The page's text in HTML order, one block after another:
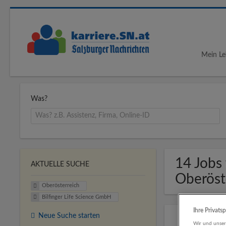
Mein
Was?
14
AKTUELLE SUCHE
Oberösterreich
Bilfinger Life Science GmbH
Neue Suche starten
Ihre
Wir und